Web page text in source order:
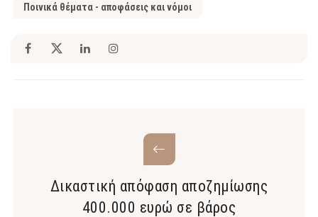
Ποινικά θέματα - αποφάσεις και νόμοι
Δικαστική απόφαση αποζημίωσης
400.000 ευρώ σε βάρος